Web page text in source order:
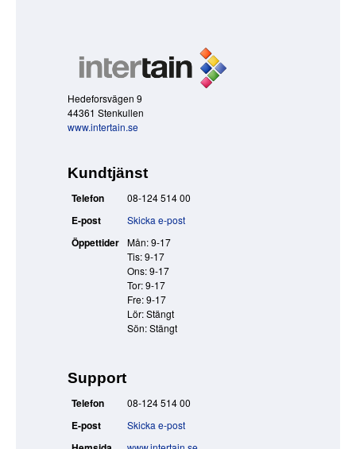
Hedeforsvägen 9
44361 Stenkullen
www.intertain.se
Kundtjänst
Telefon 08-124 514 00
E-post Skicka e-post
Öppettider
Mån: 9-17
Tis: 9-17
Ons: 9-17
Tor: 9-17
Fre: 9-17
Lör: Stängt
Sön: Stängt
Support
Telefon 08-124 514 00
E-post Skicka e-post